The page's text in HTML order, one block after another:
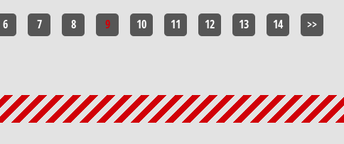
6 7 8 9 10 11 12 13 14 >>